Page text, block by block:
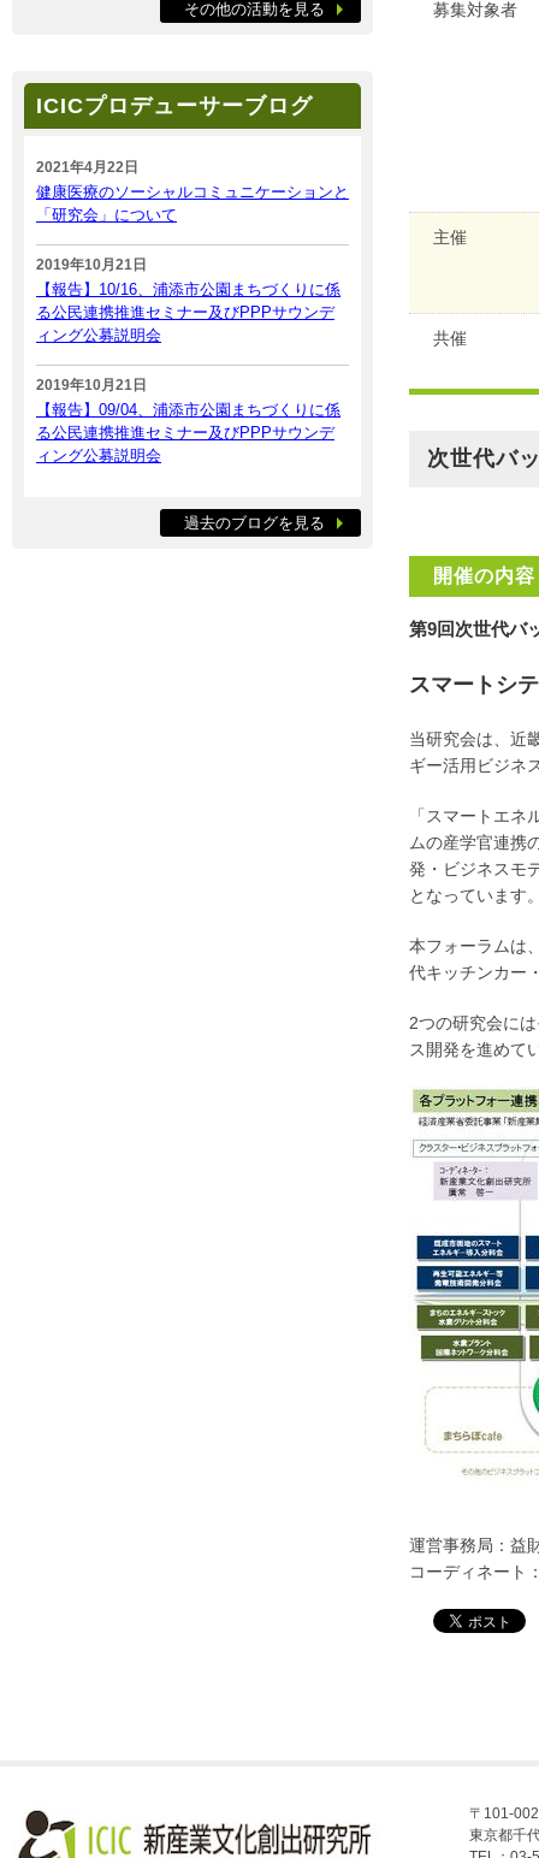
募集対象者
主催
共催
次世代バ
開催の内容
第9回次世代バ
スマートシ
当研究会は、近
ギー活用ビジネ
「スマートエ
ムの産学官連携
発・ビジネスモ
となっています
本フォーラムは
代キッチンカー
2つの研究会に
ス開発を進めて
運営事務局：益
コーディネート
その他の活動を見る
ICICプロデューサーブログ
2021年4月22日
健康医療のソーシャルコミュニケーションと
「研究会」について
2019年10月21日
【報告】10/16、浦添市公園まちづくりに係
る公民連携推進セミナー及びPPPサウンデ
ィング公募説明会
2019年10月21日
【報告】09/04、浦添市公園まちづくりに係
る公民連携推進セミナー及びPPPサウンデ
ィング公募説明会
過去のブログを見る
〒101-
東京都千